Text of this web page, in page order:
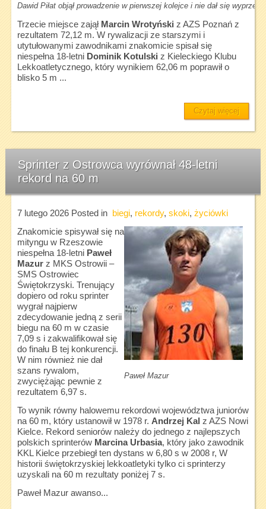
Dawid Piłat objął prowadzenie w pierwszej kolejce i nie dał się
Trzecie miejsce zajął Marcin Wrotyński z AZS Poznań z
rezultatem 72,12 m. W rywalizacji ze starszymi i
utytułowanymi zawodnikami znakomicie spisał się
niespełna 18-letni Dominik Kotulski z Kieleckiego Klubu
Lekkoatletycznego, który wynikiem 62,06 m poprawił o
blisko 5 m ...
Czytaj więcej
Sprinter z Ostrowca wyrównał 48-letni
rekord na 60 m
7 lutego 2026Posted in biegi, rekordy, skoki, życiówki
Paweł Mazur
Znakomicie spisywał się na
mityngu w Rzeszowie
niespełna 18-letni Paweł
Mazurz MKS Ostrowii –
SMS Ostrowiec
Świętokrzyski. Trenujący
dopiero od roku sprinter
wygrał najpierw
zdecydowanie jedną z serii
biegu na 60 m w czasie
7,09 s i zakwalifikował się
do finału B tej konkurencji.
W nim również nie dał
szans rywalom,
zwyciężając pewnie z
rezultatem 6,97 s.
To wynik równy halowemu rekordowi województwa juniorów
na 60 m, który ustanowił w 1978 r. Andrzej Kal z AZS Nowi
Kielce. Rekord seniorów należy do jednego z najlepszych
polskich sprinterów Marcina Urbasia, który jako zawodnik
KKL Kielce przebiegł ten dystans w 6,80 s w 2008 r, W
historii świętokrzyskiej lekkoatletyki tylko ci sprinterzy
uzyskali na 60 m rezultaty poniżej 7 s.
Paweł Mazur awanso...